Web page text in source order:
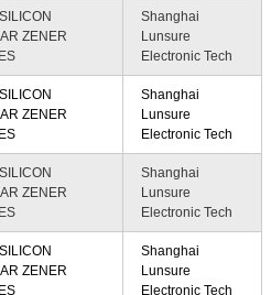
ZENER
Shanghai
Lunsure
Electronic Tech
ZENER
Shanghai
Lunsure
Electronic Tech
ZENER
Shanghai
Lunsure
Electronic Tech
ZENER
Shanghai
Lunsure
Electronic Tech